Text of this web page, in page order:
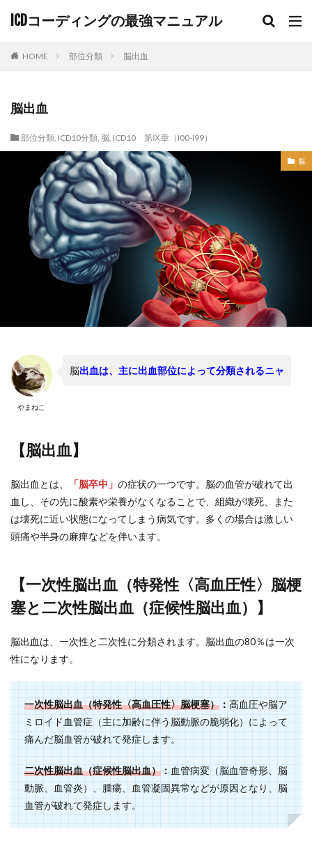
ICDコーディングの最強マニュアル
HOME 部位分類 脳出血
脳出血
部位分類, ICD10分類, 脳, ICD10 第Ⅸ章（I00-I99）
脳
やまねこ
脳出血は、主に出血部位によって分類されるニャ
【脳出血】
脳出血とは、 「脳卒中」 の症状の一つです。脳の血管が破れて出
血し、その先に酸素や栄養がなくなることで、組織が壊死、また
は壊死に近い状態になってしまう病気です。多くの場合は激しい
頭痛や半身の麻痺などを伴います。
【一次性脳出血（特発性〈高血圧性〉脳梗
塞と二次性脳出血（症候性脳出血）】
脳出血は、一次性と二次性に分類されます。脳出血の80％は一次
性になります。
一次性脳出血（特発性〈高血圧性〉脳梗塞）：高血圧や脳ア
ミロイド血管症（主に加齢に伴う脳動脈の脆弱化）によって
痛んだ脳血管が破れて発症します。
二次性脳出血（症候性脳出血）：血管病変（脳血管奇形、脳
動脈、血管炎）、腫瘍、血管凝固異常などが原因となり、脳
血管が破れて発症します。